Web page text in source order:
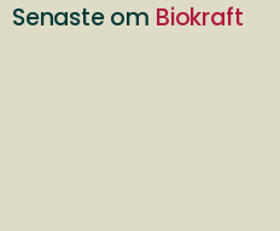
Senaste om Biokraft